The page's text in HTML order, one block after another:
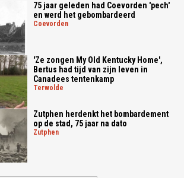
75 jaar geleden had Coevorden 'pech'
en werd het gebombardeerd
coevorden
'Ze zongen My Old Kentucky Home',
Bertus had tijd van zijn leven in
Canadees tentenkamp
terwolde
Zutphen herdenkt het bombardement
op de stad, 75 jaar na dato
zutphen